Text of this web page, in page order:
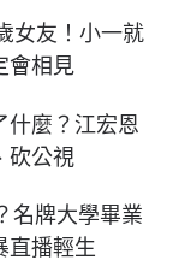
女友！小一就
會相見
什麼？江宏恩
砍公視
名牌大學畢業
播輕生